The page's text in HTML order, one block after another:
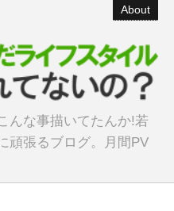
About
んな事描いてたんか!若
頑張るブログ。月間PV